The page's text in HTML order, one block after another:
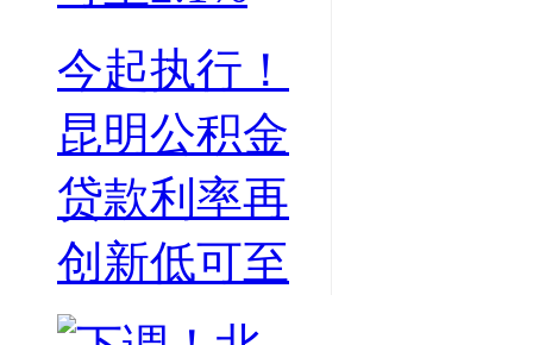
今起执行！
昆明公积金
贷款利率再
创新低可至